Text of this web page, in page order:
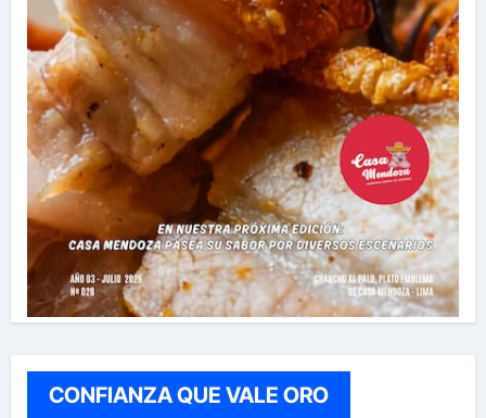
CONFIANZA QUE VALE ORO